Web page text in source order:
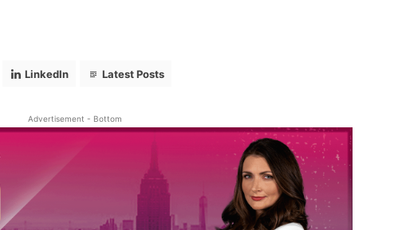
LinkedIn Latest Posts
Advertisement - Bottom